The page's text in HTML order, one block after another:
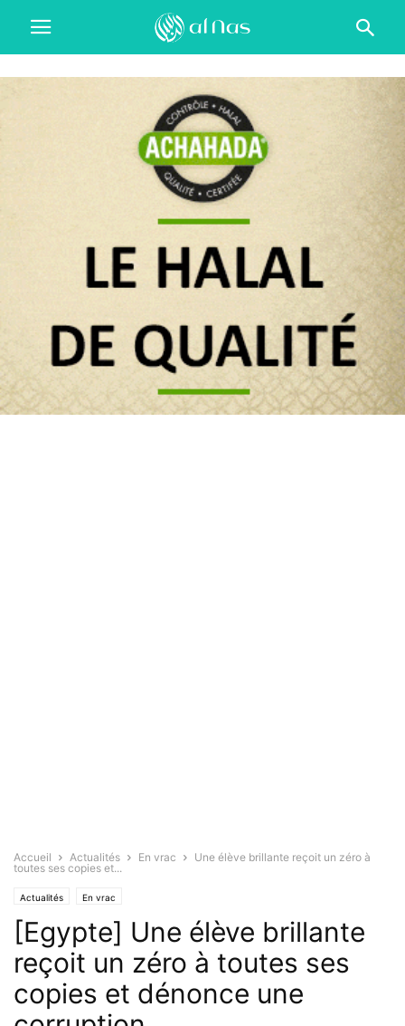
Accueil Actualités En vrac
Une élève brillante reçoit un zéro à
toutes ses copies et...
Actualités En vrac
[Egypte] Une élève brillante
reçoit un zéro à toutes ses
copies et dénonce une